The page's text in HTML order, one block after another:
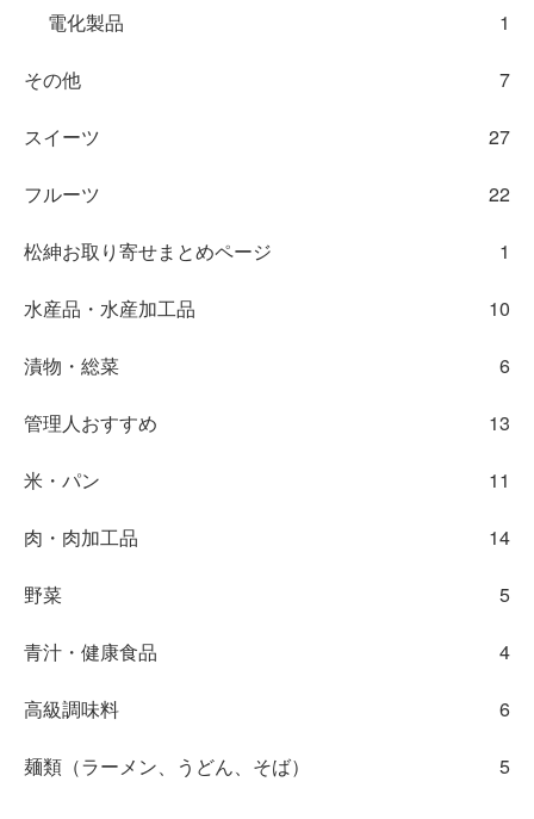
電化製品 1
その他 7
スイーツ 27
フルーツ 22
松紳お取り寄せまとめページ 1
水産品・水産加工品 10
漬物・総菜 6
管理人おすすめ 13
米・パン 11
肉・肉加工品 14
野菜 5
青汁・健康食品 4
高級調味料 6
麺類（ラーメン、うどん、そば） 5